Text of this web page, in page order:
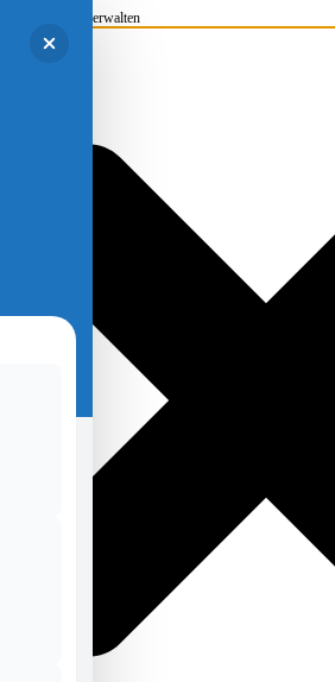
Einwilligung verwalten